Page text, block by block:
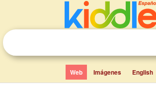
Web Imágenes English